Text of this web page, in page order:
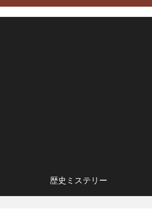
歴史ミステリー